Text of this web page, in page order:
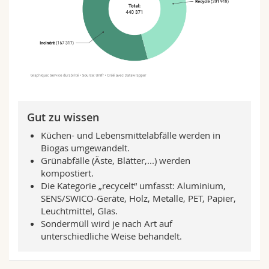
Math.-Nat. und Med. Fak.
Interfakultär
Doktorierende
Vorlesungsverzeichnis
MyUnifr
Gut zu wissen
Küchen- und Lebensmittelabfälle werden in
Biogas umgewandelt.
Grünabfälle (Äste, Blätter,...) werden
kompostiert.
Die Kategorie „recycelt“ umfasst: Aluminium,
SENS/SWICO-Geräte, Holz, Metalle, PET, Papier,
Leuchtmittel, Glas.
Sondermüll wird je nach Art auf
unterschiedliche Weise behandelt.